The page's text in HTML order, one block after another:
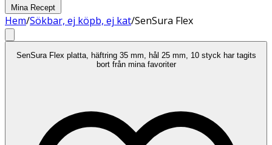
Mina Recept
Hem/Sökbar, ej köpb, ej kat/SenSura Flex
SenSura Flex platta, häftring 35 mm, hål 25 mm, 10 styck har tagits
bort från mina favoriter